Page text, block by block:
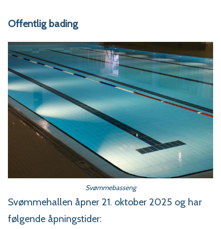
Offentlig bading
Svømmebasseng
Svømmehallen åpner 21. oktober 2025 og har
følgende åpningstider: